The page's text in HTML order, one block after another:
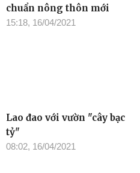
chuẩn nông thôn mới
15:18, 16/04/2021
Lao đao với vườn "cây bạc
tỷ"
08:02, 16/04/2021